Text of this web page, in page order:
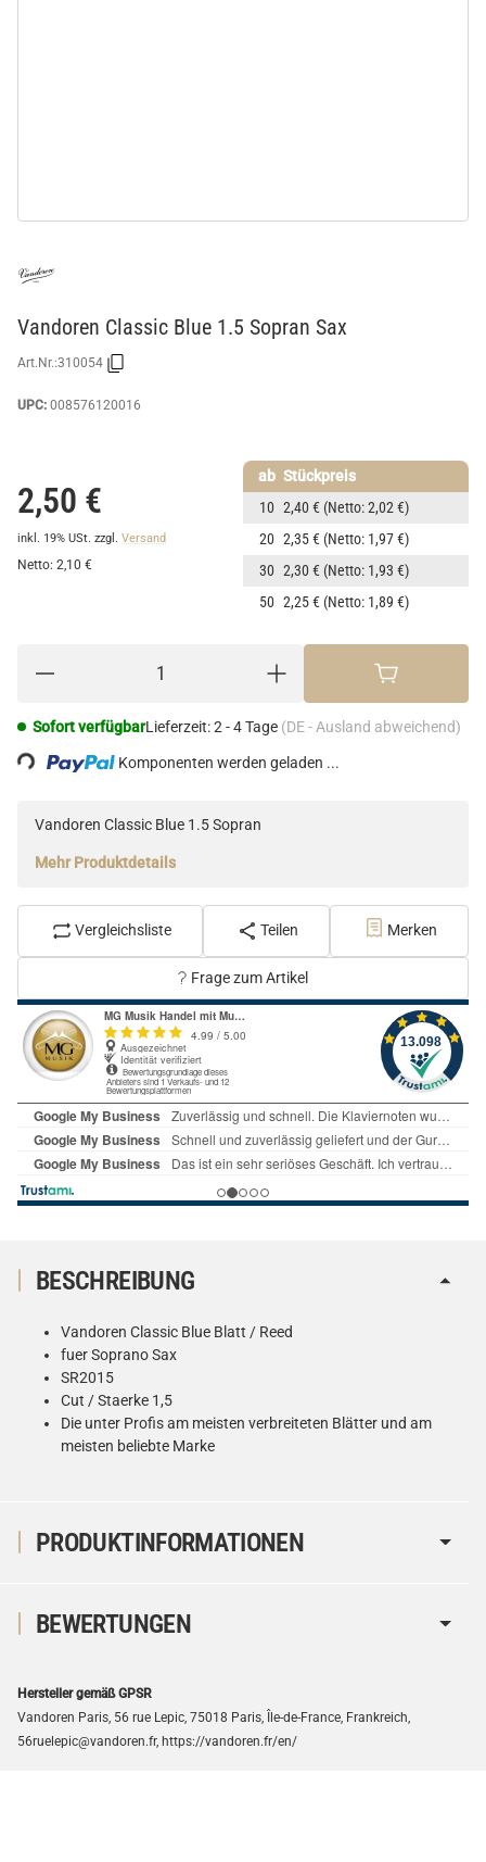
Vandoren Classic Blue 1.5 Sopran Sax
Art.Nr.:310054
UPC: 008576120016
2,50 €
inkl. 19% USt. zzgl. Versand
Netto: 2,10 €
ab Stückpreis
10 2,40 € (Netto: 2,02 €)
20 2,35 € (Netto: 1,97 €)
30 2,30 € (Netto: 1,93 €)
50 2,25 € (Netto: 1,89 €)
Sofort verfügbarLieferzeit:2 - 4 Tage (DE - Ausland abweichend)
Komponenten werden geladen ...
Vandoren Classic Blue 1.5 Sopran
Mehr Produktdetails
Vergleichsliste Teilen Merken
Frage zum Artikel
PRODUKTINFORMATIONEN
BESCHREIBUNG
Vandoren Classic Blue Blatt / Reed
fuer Soprano Sax
SR2015
Cut / Staerke 1,5
Die unter Profis am meisten verbreiteten Blätter und am
meisten beliebte Marke
BEWERTUNGEN
Hersteller gemäß GPSR
Vandoren Paris, 56 rue Lepic, 75018 Paris, Île-de-France, Frankreich,
56ruelepic@vandoren.fr, https://vandoren.fr/en/